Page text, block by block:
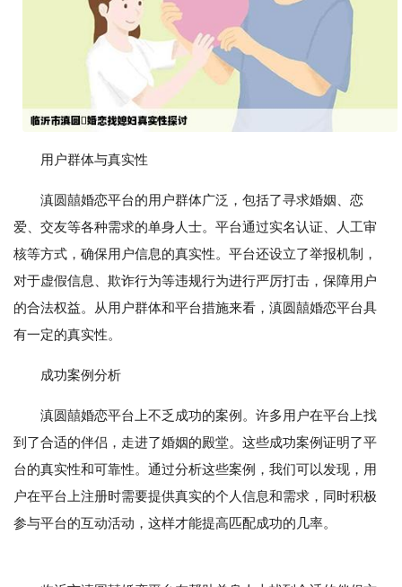
用户群体与真实性
滇圆囍婚恋平台的用户群体广泛，包括了寻求婚姻、恋
爱、交友等各种需求的单身人士。平台通过实名认证、人工审
核等方式，确保用户信息的真实性。平台还设立了举报机制，
对于虚假信息、欺诈行为等违规行为进行严厉打击，保障用户
的合法权益。从用户群体和平台措施来看，滇圆囍婚恋平台具
有一定的真实性。
成功案例分析
滇圆囍婚恋平台上不乏成功的案例。许多用户在平台上找
到了合适的伴侣，走进了婚姻的殿堂。这些成功案例证明了平
台的真实性和可靠性。通过分析这些案例，我们可以发现，用
户在平台上注册时需要提供真实的个人信息和需求，同时积极
参与平台的互动活动，这样才能提高匹配成功的几率。